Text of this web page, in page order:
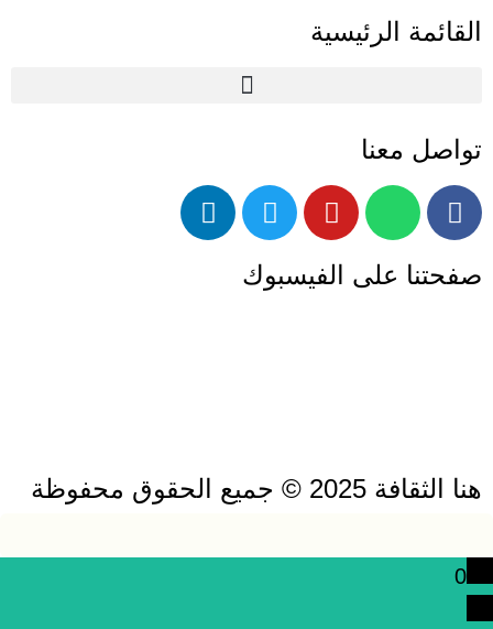
القائمة الرئيسية
تواصل معنا
صفحتنا على الفيسبوك
هنا الثقافة 2025 © جميع الحقوق محفوظة
0